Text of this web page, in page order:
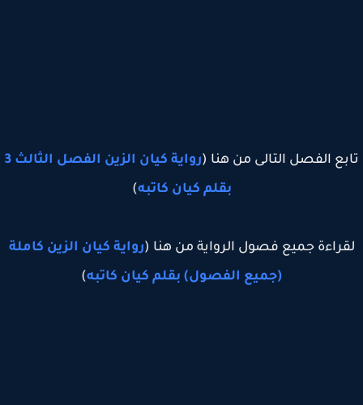
الفصل التالى من هنا (
رواية كيان الزين الفصل الثالث 3
بقلم كيان كاتبه)
جميع فصول الرواية من هنا (رواية كيان الزين كاملة
(جميع الفصول) بقلم كيان كاتبه)